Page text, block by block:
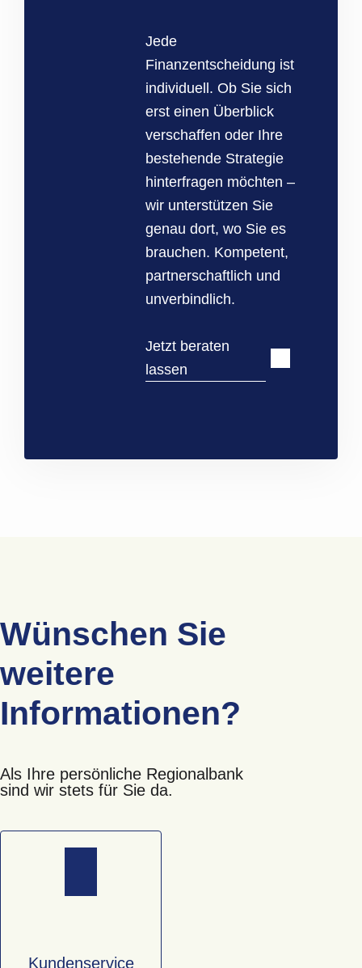
Jede
Finanzentscheidung ist
individuell. Ob Sie sich
erst einen Überblick
verschaffen oder Ihre
bestehende Strategie
hinterfragen möchten –
wir unterstützen Sie
genau dort, wo Sie es
brauchen. Kompetent,
partnerschaftlich und
unverbindlich.
Jetzt beraten
lassen
Wünschen Sie
weitere
Informationen?
Als Ihre persönliche Regionalbank
sind wir stets für Sie da.
Kundenservice